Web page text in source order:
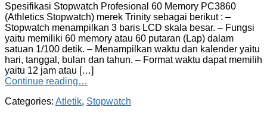
Spesifikasi Stopwatch Profesional 60 Memory PC3860
(Athletics Stopwatch) merek Trinity sebagai berikut : –
Stopwatch menampilkan 3 baris LCD skala besar. – Fungsi
yaitu memiliki 60 memory atau 60 putaran (Lap) dalam
satuan 1/100 detik. – Menampilkan waktu dan kalender yaitu
hari, tanggal, bulan dan tahun. – Format waktu dapat memilih
yaitu 12 jam atau […]
Continue reading…
Categories: Atletik, Stopwatch